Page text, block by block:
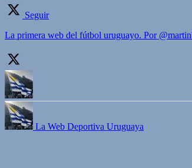
Seguir
La primera web del fútbol uruguayo. Por
La Web Deportiva Uruguaya